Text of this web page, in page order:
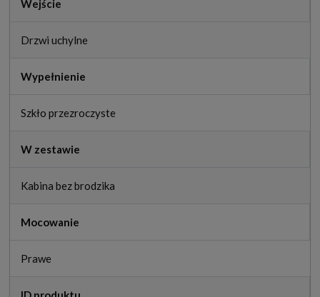
Wejście
Drzwi uchylne
Wypełnienie
Szkło przezroczyste
W zestawie
Kabina bez brodzika
Mocowanie
Prawe